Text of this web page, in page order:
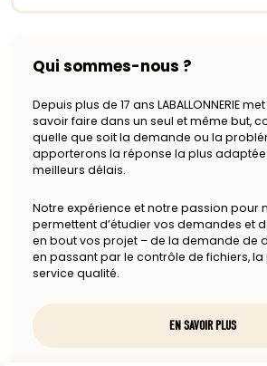
Qui sommes-nous ?
Depuis plus de 17 ans LABALLONNERIE
savoir faire dans un seul et même but,
quelle que soit la demande ou la
apporterons la réponse la plus
meilleurs délais.
Notre expérience et notre passion pour
permettent d’étudier vos demandes et
en bout vos projet – de la demande de
en passant par le contrôle de fichiers,
service qualité.
EN SAVOIR PLUS